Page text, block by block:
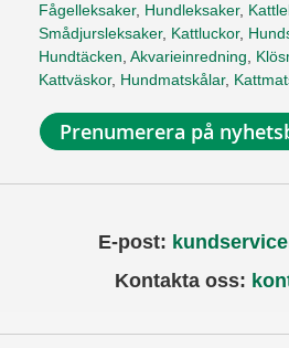
Fågelleksaker, Hundleksaker,
Smådjursleksaker, Kattluckor,
Hundtäcken, Akvarieinredning,
Kattväskor, Hundmatskålar,
Prenumerera på
E-post:
Kontakta oss: